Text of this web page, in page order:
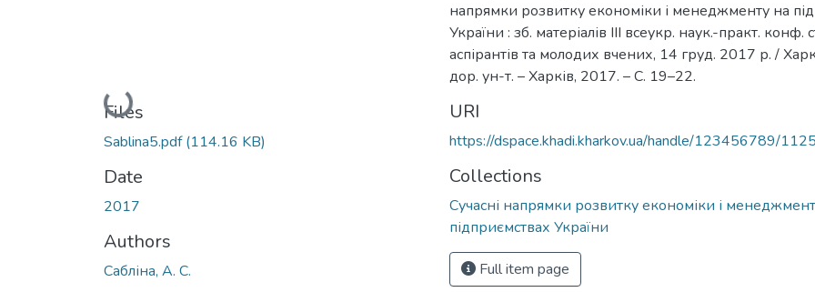
Loading...
Files
Sablina5.pdf(114.16 KB)
Date
2017
Authors
Сабліна, А. С.
напрямки розвитку економіки і менеджменту на
України : зб. матеріалів ІІІ всеукр. наук.-практ. конф.
аспірантів та молодих вчених, 14 груд. 2017 р. /
дор. ун-т. – Харків, 2017. – С. 19–22.
URI
https://dspace.khadi.kharkov.ua/handle/123456789/
Collections
Сучасні напрямки розвитку економіки і
підприємствах України
Full item page